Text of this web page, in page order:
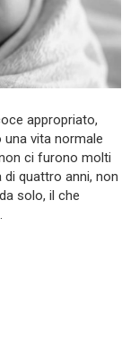
appropriato,
vita normale
ci furono molti
di quattro anni, non
solo, il che